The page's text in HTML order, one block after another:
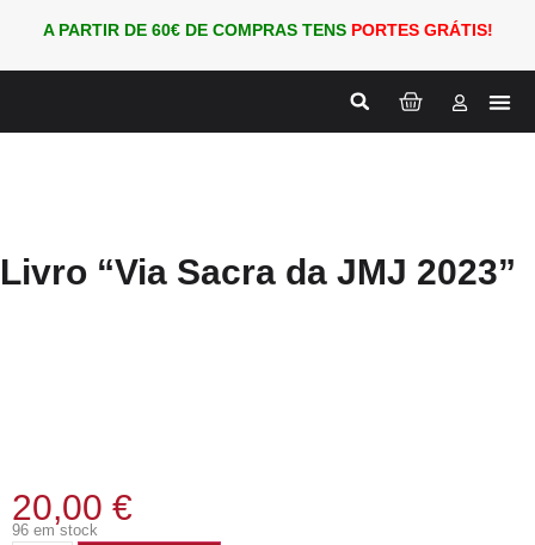
A PARTIR DE 60€ DE COMPRAS TENS PORTES GRÁTIS!
Livro “Via Sacra da JMJ 2023”
20,00 €
96 em stock